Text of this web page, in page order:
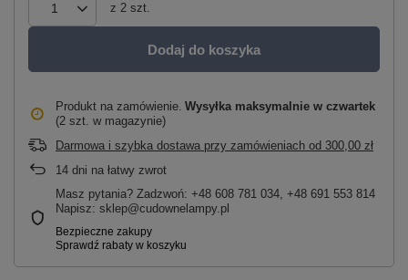
z 2 szt.
Dodaj do koszyka
Produkt na zamówienie Wysyłka maksymalnie w czwartek
(2 szt. w magazynie)
Darmowa i szybka dostawa przy zamówieniach od 300,00 zł
14 dni na łatwy zwrot
Masz pytania? Zadzwoń: +48 608 781 034, +48 691 553 814
Napisz: sklep@cudownelampy.pl